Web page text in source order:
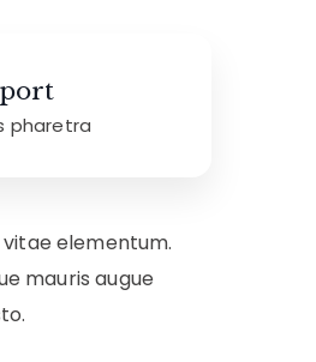
pharetra
elementum.
mauris augue